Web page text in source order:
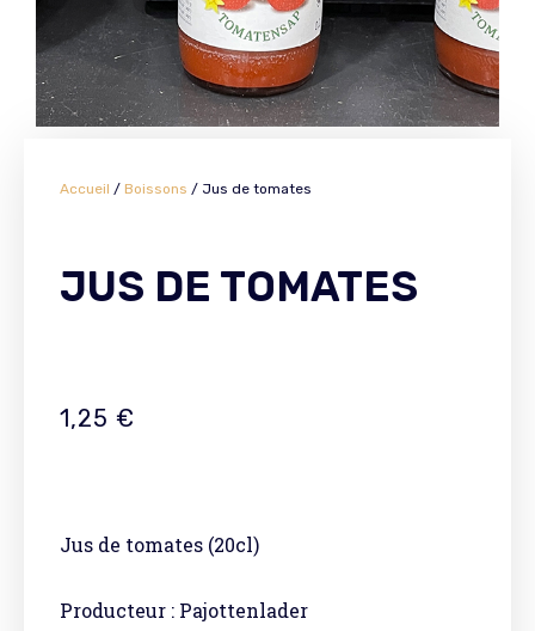
Accueil / Boissons / Jus de tomates
JUS DE TOMATES
1,25 €
Jus de tomates (20cl)
Producteur : Pajottenlader